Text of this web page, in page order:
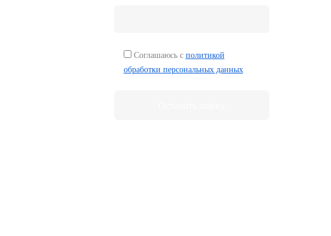
Соглашаюсь с политикой
обработки персональных данных